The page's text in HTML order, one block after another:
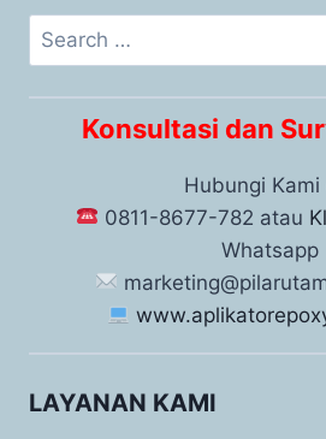
Konsultasi dan
Hubungi Kami
0811-8677-782 atau
Whatsapp
LAYANAN KAMI